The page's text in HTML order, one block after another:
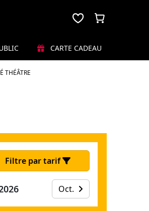
THÉÂTRE
CARTE CADEAU
Filtre par tarif
Oct.